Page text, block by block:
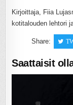
Kirjoittaja, Fiia
kotitalouden lehtori
Share:
Saattaisit